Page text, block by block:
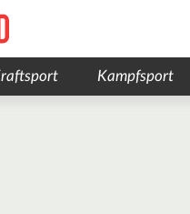
Kampfsport